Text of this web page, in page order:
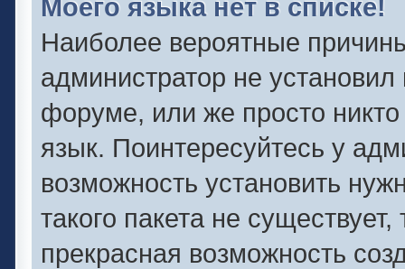
Моего языка нет в списке!
Наиболее вероятные
администратор не
форуме, или же просто
язык. Поинтересуйтесь у
возможность установить
такого пакета не
прекрасная возможность